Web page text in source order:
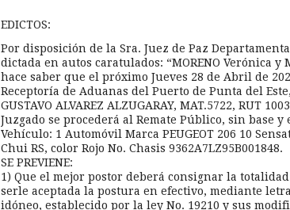
EDICTOS:
Por disposición de la Sra. Juez de Paz
dictada en autos caratulados: “MORENO Verónica y
hace saber que el próximo Jueves 28 de Abril de
Receptoría de Aduanas del Puerto de Punta del
GUSTAVO ALVAREZ ALZUGARAY, MAT.5722, RUT
Juzgado se procederá al Remate Público, sin base
Vehículo: 1 Automóvil Marca PEUGEOT 206 10
Chui RS, color Rojo No. Chasis 9362A7LZ95B001848.
SE PREVIENE:
1) Que el mejor postor deberá consignar la
serle aceptada la postura en efectivo, mediante
idóneo, establecido por la ley No. 19210 y sus